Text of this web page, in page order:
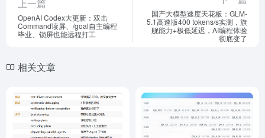
上一篇
OpenAI Codex大更新：双击
Command读屏、/goal自主编程
毕业、锁屏也能远程打工
国产大模型速度天花板：GLM-
5.1高速版400 tokens/s实测，旗
舰能力+极低延迟，AI编程体验
彻底变了
相关文章